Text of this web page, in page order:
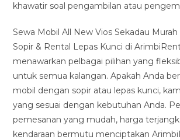
khawatir soal pengambilan atau
Sewa Mobil All New Vios Sekadau
Sopir & Rental Lepas Kunci di
menawarkan pelbagai pilihan yang
untuk semua kalangan. Apakah Anda
mobil dengan sopir atau lepas kunci,
yang sesuai dengan kebutuhan Anda.
pemesanan yang mudah, harga
kendaraan bermutu menciptakan